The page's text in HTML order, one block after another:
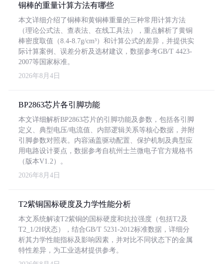
铜棒的重量计算方法有哪些
本文详细介绍了铜棒和黄铜棒重量的三种常用计算方法
（理论公式法、查表法、在线工具法），重点解析了黄铜
棒密度取值（8.4-8.7g/cm³）和计算公式的差异，并提供实
际计算案例、误差分析及选材建议，数据参考GB/T 4423-
2007等国家标准。
2026年8月4日
BP2863芯片各引脚功能
本文详细解析BP2863芯片的引脚功能及参数，包括各引脚
定义、典型电压/电流值、内部逻辑关系等核心数据，并附
引脚参数对照表。内容涵盖驱动配置、保护机制及典型应
用电路设计要点，数据参考自杭州士兰微电子官方规格书
（版本V1.2）。
2026年8月4日
T2紫铜国标硬度及力学性能分析
本文系统解读T2紫铜的国标硬度和抗拉强度（包括T2及
T2_1/2H状态），结合GB/T 5231-2012标准数据，详细分
析其力学性能指标及影响因素，并对比不同状态下的金属
特性差异，为工业选材提供参考。